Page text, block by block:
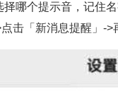
哪个提示音，记住名
击「新消息提醒」->